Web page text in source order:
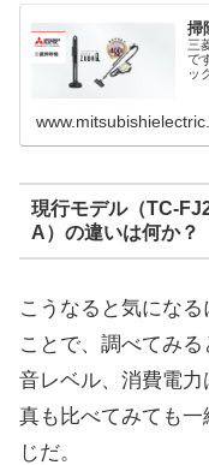
掃
三
で
ッ
現行モデル（TC-
A）の違いは何か？
こうなると気にな
ことで、調べてみ
音レベル、消費電
真も比べてみても
じだ。